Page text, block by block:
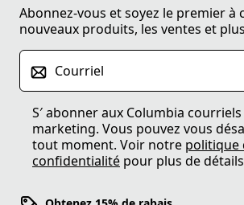
Abonnez-vous et soyez le premier à
nouveaux produits, les ventes et
Courriel
S′ abonner aux Columbia
marketing. Vous pouvez vous
tout moment. Voir notre politique
confidentialité pour plus de